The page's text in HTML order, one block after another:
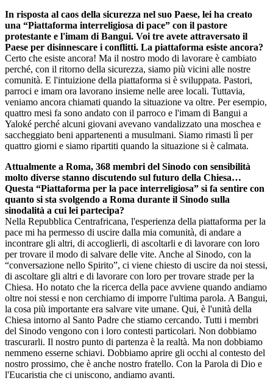
In risposta al caos della sicurezza nel suo Paese, lei ha creato
una “Piattaforma interreligiosa di pace” con il pastore
protestante e l'imam di Bangui. Voi tre avete attraversato il
Paese per disinnescare i conflitti. La piattaforma esiste ancora?
Certo che esiste ancora! Ma il nostro modo di lavorare è cambiato
perché, con il ritorno della sicurezza, siamo più vicini alle nostre
comunità. E l'intuizione della piattaforma si è sviluppata. Pastori,
parroci e imam ora lavorano insieme nelle aree locali. Tuttavia,
veniamo ancora chiamati quando la situazione va oltre. Per esempio,
quattro mesi fa sono andato con il parroco e l'imam di Bangui a
Yaloké perché alcuni giovani avevano vandalizzato una moschea e
saccheggiato beni appartenenti a musulmani. Siamo rimasti lì per
quattro giorni e siamo ripartiti quando la situazione si è calmata.
Attualmente a Roma, 368 membri del Sinodo con sensibilità
molto diverse stanno discutendo sul futuro della Chiesa…
Questa “Piattaforma per la pace interreligiosa” si fa sentire con
quanto si sta svolgendo a Roma durante il Sinodo sulla
sinodalità a cui lei partecipa?
Nella Repubblica Centrafricana, l'esperienza della piattaforma per la
pace mi ha permesso di uscire dalla mia comunità, di andare a
incontrare gli altri, di accoglierli, di ascoltarli e di lavorare con loro
per trovare il modo di salvare delle vite. Anche al Sinodo, con la
“conversazione nello Spirito”, ci viene chiesto di uscire da noi stessi,
di ascoltare gli altri e di lavorare con loro per trovare strade per la
Chiesa. Ho notato che la ricerca della pace avviene quando andiamo
oltre noi stessi e non cerchiamo di imporre l'ultima parola. A Bangui,
la cosa più importante era salvare vite umane. Qui, è l'unità della
Chiesa intorno al Santo Padre che stiamo cercando. Tutti i membri
del Sinodo vengono con i loro contesti particolari. Non dobbiamo
trascurarli. Il nostro punto di partenza è la realtà. Ma non dobbiamo
nemmeno esserne schiavi. Dobbiamo aprire gli occhi al contesto del
nostro prossimo, che è anche nostro fratello. Con la Parola di Dio e
l'Eucaristia che ci uniscono, andiamo avanti.